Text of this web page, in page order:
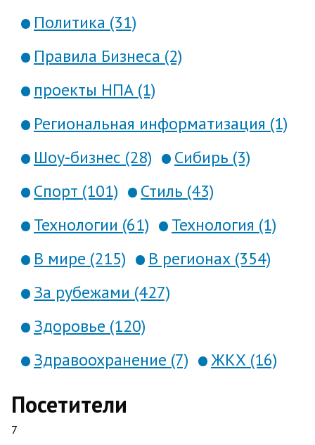
Политика (31)
Правила Бизнеса (2)
проекты НПА (1)
Региональная информатизация (1)
Шоу-бизнес (28)
Сибирь (3)
Спорт (101)
Стиль (43)
Технологии (61)
Технология (1)
В мире (215)
В регионах (354)
За рубежами (427)
Здоровье (120)
Здравоохранение (7)
ЖКХ (16)
Посетители
7